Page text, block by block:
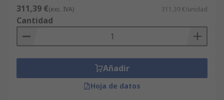
311,39 €(exc. IVA) 311,39 €/unidad
Cantidad
Añadir
Hoja de datos